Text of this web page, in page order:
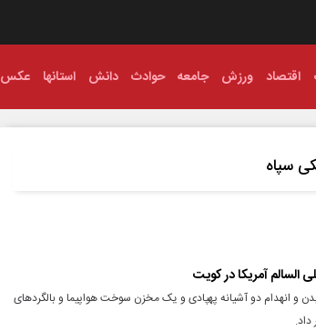
اقتصاد ورزش جامعه حوادث دانش استانها عکس
سپاه
آمریکا در کویت
و انهدام دو آشیانه پهپادی و یک مخزن سوخت هواپیما و بالگردهای